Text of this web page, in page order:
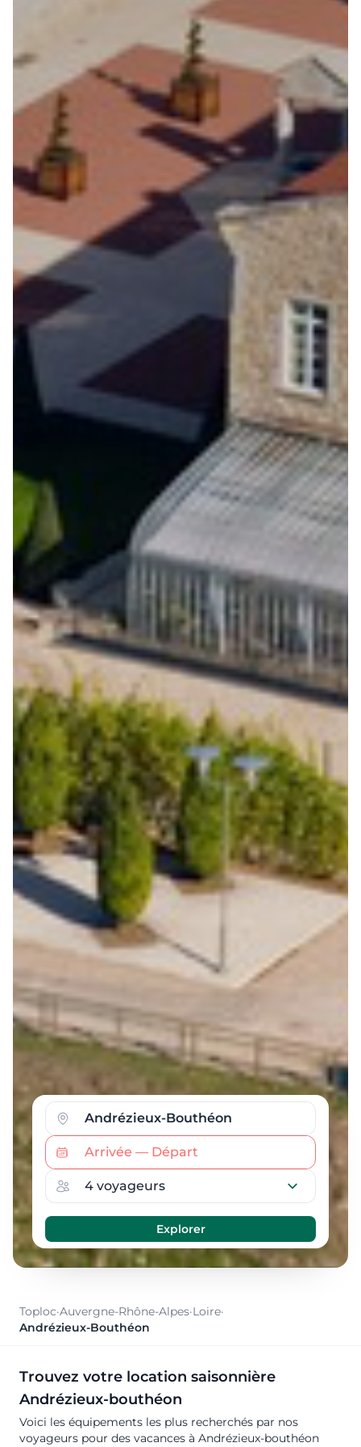
Toploc·Auvergne-Rhône-Alpes·Loire·
Andrézieux-Bouthéon
Trouvez votre location saisonnière
Andrézieux-bouthéon
Voici les équipements les plus recherchés par nos
voyageurs pour des vacances à Andrézieux-bouthéon